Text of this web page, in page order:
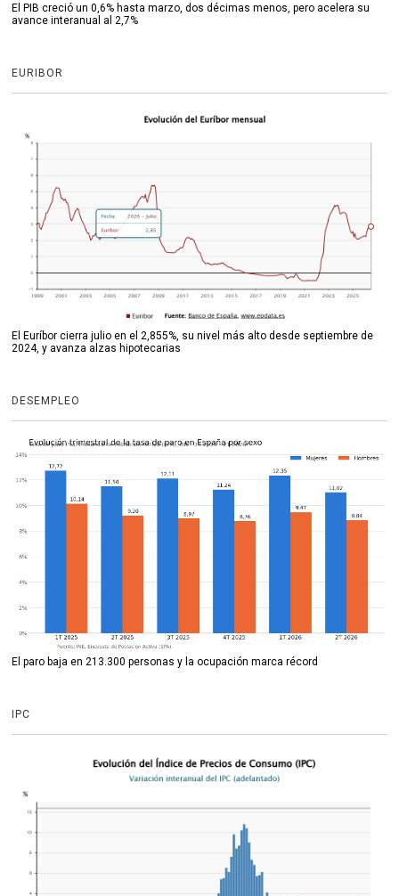
El PIB creció un 0,6% hasta marzo, dos décimas menos, pero acelera su
avance interanual al 2,7%
EURIBOR
El Euríbor cierra julio en el 2,855%, su nivel más alto desde septiembre de
2024, y avanza alzas hipotecarias
DESEMPLEO
El paro baja en 213.300 personas y la ocupación marca récord
IPC